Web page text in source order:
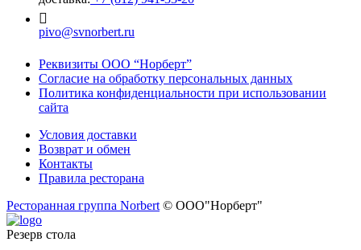
pivo@svnorbert.ru
Реквизиты ООО “Норберт”
Согласие на обработку персональных данных
Политика конфиденциальности при использовании
сайта
Условия доставки
Возврат и обмен
Контакты
Правила ресторана
Ресторанная группа Norbert © ООО"Норберт"
Резерв стола